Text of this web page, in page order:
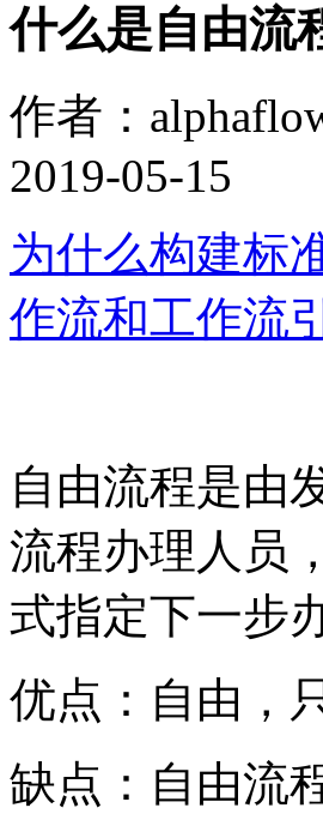
什么是自由流
作者：
2019-05-15
为什么构建标
作流和工作流
自由流程是由
流程办理人员
式指定下一步
优点：自由，
缺点：自由流